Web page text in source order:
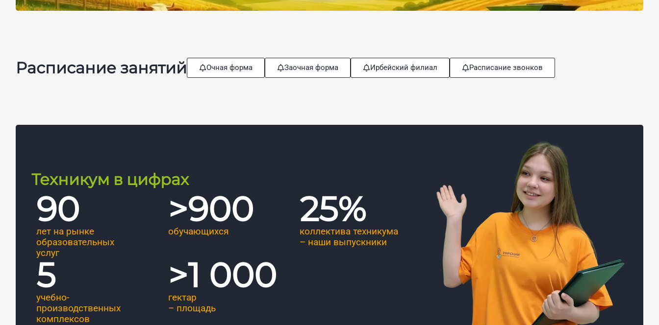
Расписание занятий Очная форма Заочная форма Ирбейский филиал Расписание звонков
Техникум в цифрах
лет на рынке
образовательных
услуг
90
обучающихся
>900
коллектива техникума
– наши выпускники
25%
учебно-
производственных
комплексов
5
гектар
– площадь
>1 000